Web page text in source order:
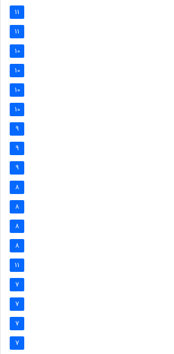
11
11
10
10
10
10
9
9
9
8
8
8
8
11
7
7
7
7